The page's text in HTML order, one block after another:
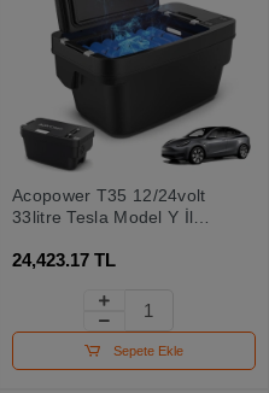
Acopower T35 12/24volt
33litre Tesla Model Y İle
Outdoor Oto Buzdolabı
24,423.17 TL
Sepete Ekle